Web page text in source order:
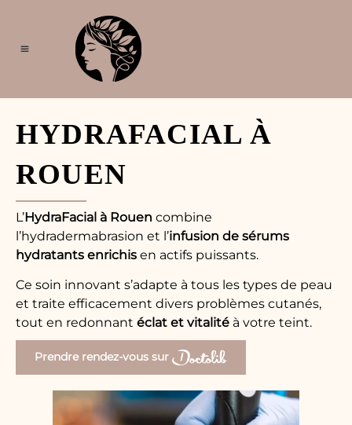
HYDRAFACIAL À
ROUEN
L’HydraFacial à Rouen combine
l’hydradermabrasion et l’infusion de sérums
hydratants enrichis en actifs puissants.
Ce soin innovant s’adapte à tous les types de peau
et traite efficacement divers problèmes cutanés,
tout en redonnant éclat et vitalité à votre teint.
Prendre rendez-vous sur